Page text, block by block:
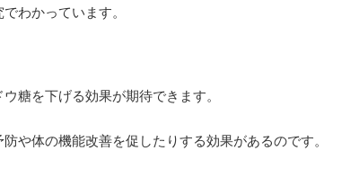
わかっています。
糖を下げる効果が期待できます。
や体の機能改善を促したりする効果があるのです。